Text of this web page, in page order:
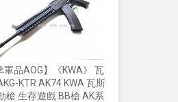
NT$230元
軍品AOG】《KWA》 瓦
KTR AK74 KWA 瓦斯
槍 生存遊戲 BB槍 AK系